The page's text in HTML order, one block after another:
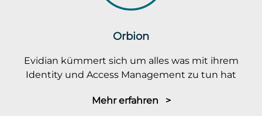
Orbion
Evidian kümmert sich um alles was mit ihrem
Identity und Access Management zu tun hat
Mehr erfahren >